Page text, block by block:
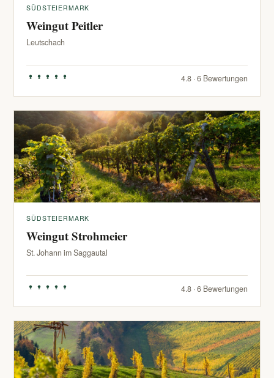
SÜDSTEIERMARK
Weingut Peitler
Leutschach
4.8 · 6 Bewertungen
SÜDSTEIERMARK
Weingut Strohmeier
St. Johann im Saggautal
4.8 · 6 Bewertungen